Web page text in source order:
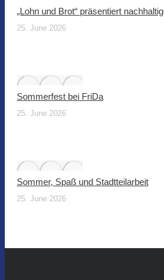
„Lohn und Brot“ präsentiert
25. June 2026
Sommerfest bei FriDa
25. June 2026
Sommer, Spaß und Stadtteilarbeit
25. June 2026